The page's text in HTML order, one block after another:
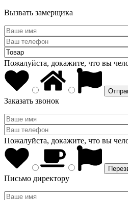
Вызвать замерщика
Пожалуйста, докажите, что вы
Заказать звонок
Пожалуйста, докажите, что вы
Письмо директору